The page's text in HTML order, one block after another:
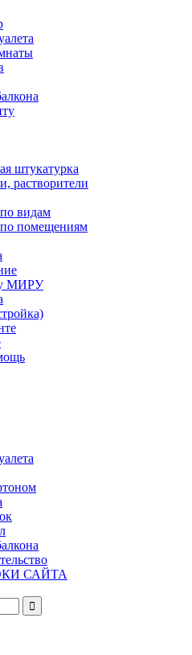
штукатурка
растворители
видам
помещениям
МИРУ
САЙТА